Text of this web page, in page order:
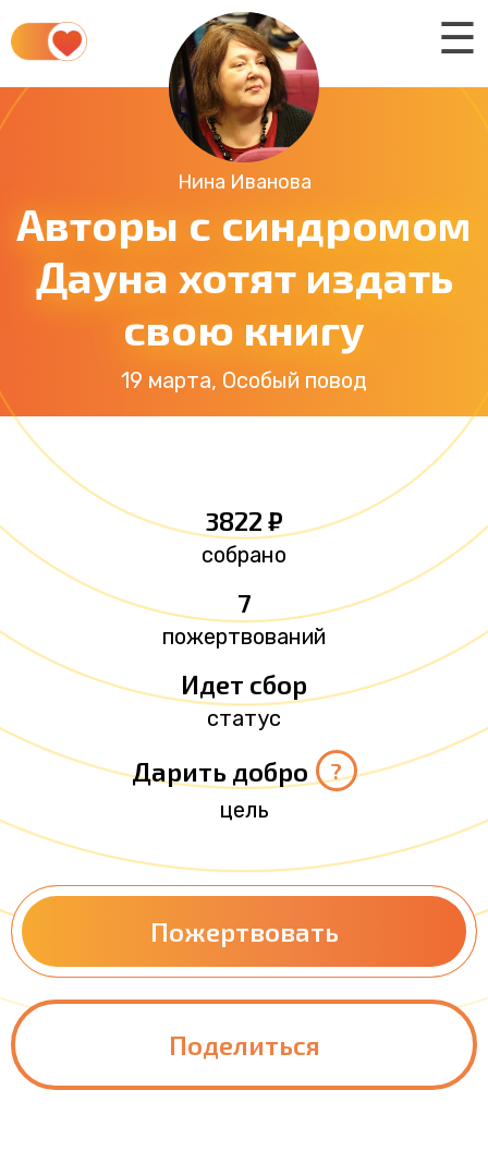
☰
Нина Иванова
Авторы с синдромом
Дауна хотят издать
свою книгу
19 марта, Особый повод
3822 ₽
собрано
7
пожертвований
Идет сбор
статус
Дарить добро
?
цель
Пожертвовать
Поделиться